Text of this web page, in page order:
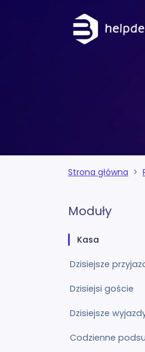
Strona główna
Moduły
Kasa
Dzisiejsze
Dzisiejsi goście
Dzisiejsze
Codzienne